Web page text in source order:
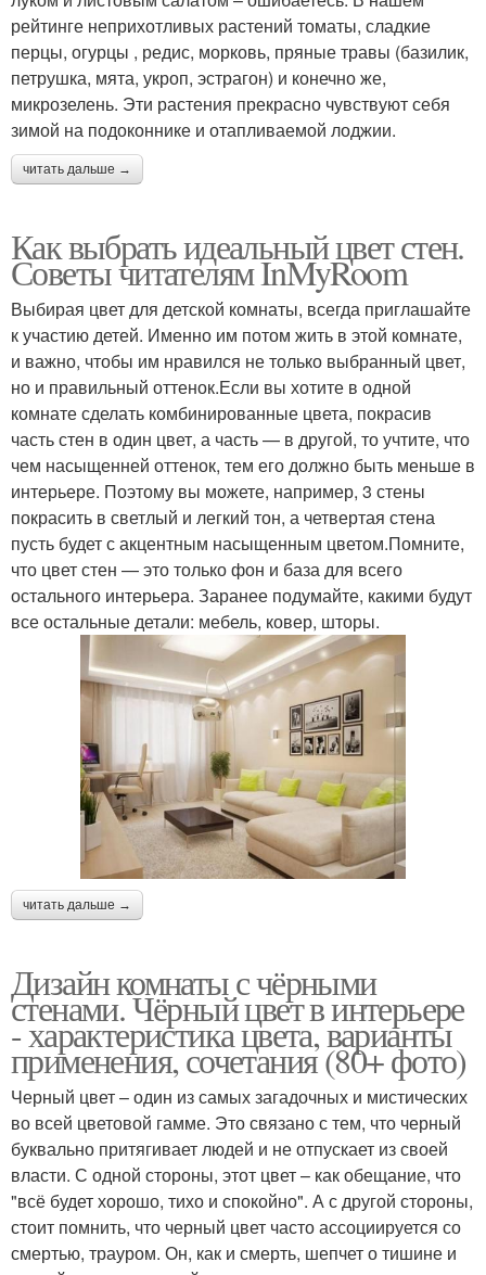
рейтинге неприхотливых растений томаты, сладкие
перцы, огурцы , редис, морковь, пряные травы (базилик,
петрушка, мята, укроп, эстрагон) и конечно же,
микрозелень. Эти растения прекрасно чувствуют себя
зимой на подоконнике и отапливаемой лоджии.
читать дальше →
Как выбрать идеальный цвет стен.
Советы читателям InMyRoom
Выбирая цвет для детской комнаты, всегда приглашайте
к участию детей. Именно им потом жить в этой комнате,
и важно, чтобы им нравился не только выбранный цвет,
но и правильный оттенок.Если вы хотите в одной
комнате сделать комбинированные цвета, покрасив
часть стен в один цвет, а часть — в другой, то учтите, что
чем насыщенней оттенок, тем его должно быть меньше в
интерьере. Поэтому вы можете, например, 3 стены
покрасить в светлый и легкий тон, а четвертая стена
пусть будет с акцентным насыщенным цветом.Помните,
что цвет стен — это только фон и база для всего
остального интерьера. Заранее подумайте, какими будут
все остальные детали: мебель, ковер, шторы.
читать дальше →
Дизайн комнаты с чёрными
стенами. Чёрный цвет в интерьере
- характеристика цвета, варианты
применения, сочетания (80+ фото)
Черный цвет – один из самых загадочных и мистических
во всей цветовой гамме. Это связано с тем, что черный
буквально притягивает людей и не отпускает из своей
власти. С одной стороны, этот цвет – как обещание, что
"всё будет хорошо, тихо и спокойно". А с другой стороны,
стоит помнить, что черный цвет часто ассоциируется со
смертью, трауром. Он, как и смерть, шепчет о тишине и